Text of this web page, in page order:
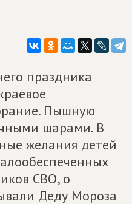
праздника
Пышную
шарами. В
желания детей
СВО, о
Деду Мороза